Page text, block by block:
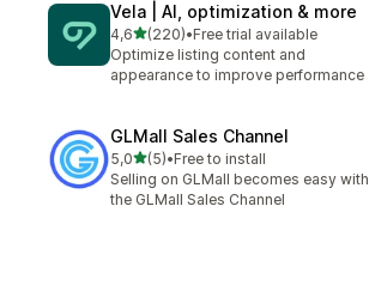
Vela | AI, optimization & more
4,65 yıldız üzerinden
(220)
toplam 220 değerlendirme
•Free trial available
Optimize listing content and
appearance to improve performance
GLMall Sales Channel
5,05 yıldız üzerinden
(5)
toplam 5 değerlendirme
•Free to install
Selling on GLMall becomes easy with
the GLMall Sales Channel